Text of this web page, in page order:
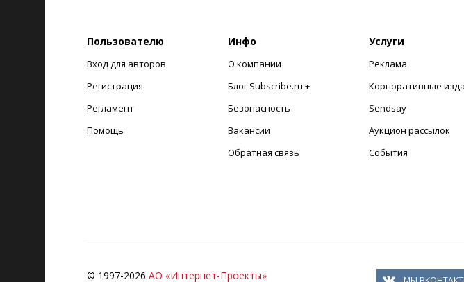
Пользователю
Вход для авторов
Регистрация
Регламент
Помощь
Инфо
О компании
Блог Subscribe.ru +
Безопасность
Вакансии
Обратная связь
Услуги
Реклама
Корпоративные
Sendsay
Аукцион рассылок
События
© 1997-2026 АО «Интернет-Проекты»